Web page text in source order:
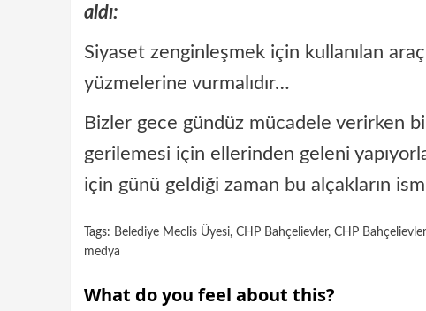
aldı:
Siyaset zenginleşmek için kullanılan araç
yüzmelerine vurmalıdır…
Bizler gece gündüz mücadele verirken
gerilemesi için ellerinden geleni
için günü geldiği zaman bu alçakların
Tags: Belediye Meclis Üyesi, CHP Bahçelievler, CHP
medya
What do you feel about this?